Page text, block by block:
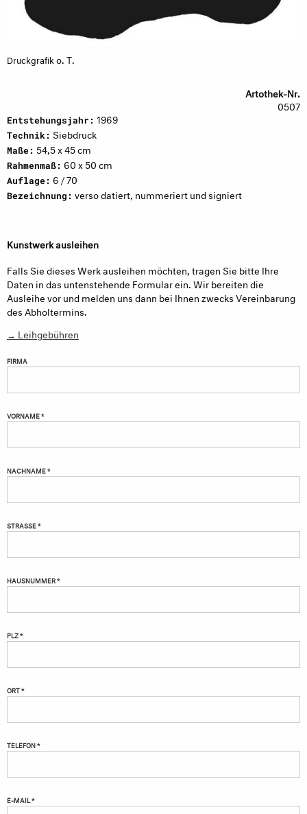
Druckgrafik o. T.
Artothek-Nr.
0507
Entstehungsjahr: 1969
Technik: Siebdruck
Maße: 54,5 x 45 cm
Rahmenmaß: 60 x 50 cm
Auflage: 6 / 70
Bezeichnung: verso datiert, nummeriert und signiert
Kunstwerk ausleihen
Falls Sie dieses Werk ausleihen möchten, tragen Sie bitte Ihre
Daten in das untenstehende Formular ein. Wir bereiten die
Ausleihe vor und melden uns dann bei Ihnen zwecks Vereinbarung
des Abholtermins.
→ Leihgebühren
FIRMA
VORNAME *
NACHNAME *
STRASSE *
HAUSNUMMER *
PLZ *
ORT *
TELEFON *
E-MAIL *